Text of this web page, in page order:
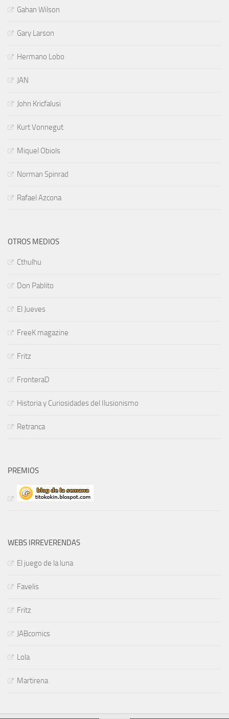
Gahan Wilson
Gary Larson
Hermano Lobo
JAN
John Kricfalusi
Kurt Vonnegut
Miquel Obiols
Norman Spinrad
Rafael Azcona
OTROS MEDIOS
Cthulhu
Don Pablito
El Jueves
FreeK magazine
Fritz
FronteraD
Historia y Curiosidades del Ilusionismo
Retranca
PREMIOS
WEBS IRREVERENDAS
El juego de la luna
Favelis
Fritz
JABcomics
Lola
Martirena